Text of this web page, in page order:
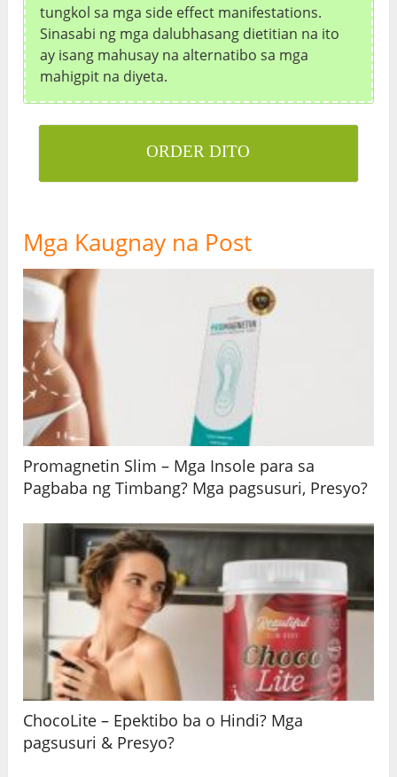
tungkol sa mga side effect manifestations.
Sinasabi ng mga dalubhasang dietitian na ito
ay isang mahusay na alternatibo sa mga
mahigpit na diyeta.
ORDER DITO
Mga Kaugnay na Post
Promagnetin Slim – Mga Insole para sa
Pagbaba ng Timbang? Mga pagsusuri, Presyo?
ChocoLite – Epektibo ba o Hindi? Mga
pagsusuri & Presyo?